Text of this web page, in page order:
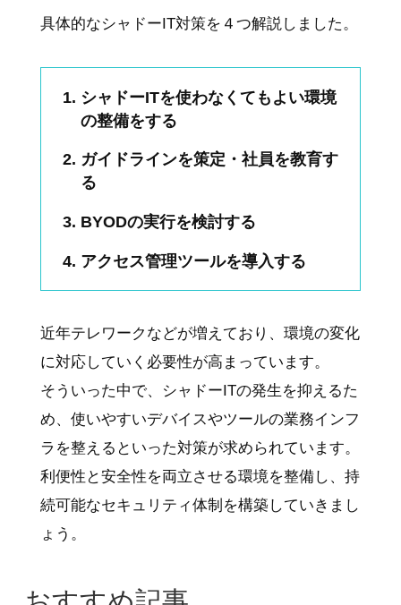
具体的なシャドーIT対策を４つ解説しました。
シャドーITを使わなくてもよい環境
の整備をする
ガイドラインを策定・社員を教育す
る
BYODの実行を検討する
アクセス管理ツールを導入する
近年テレワークなどが増えており、環境の変化
に対応していく必要性が高まっています。
そういった中で、シャドーITの発生を抑えるた
め、使いやすいデバイスやツールの業務インフ
ラを整えるといった対策が求められています。
利便性と安全性を両立させる環境を整備し、持
続可能なセキュリティ体制を構築していきまし
ょう。